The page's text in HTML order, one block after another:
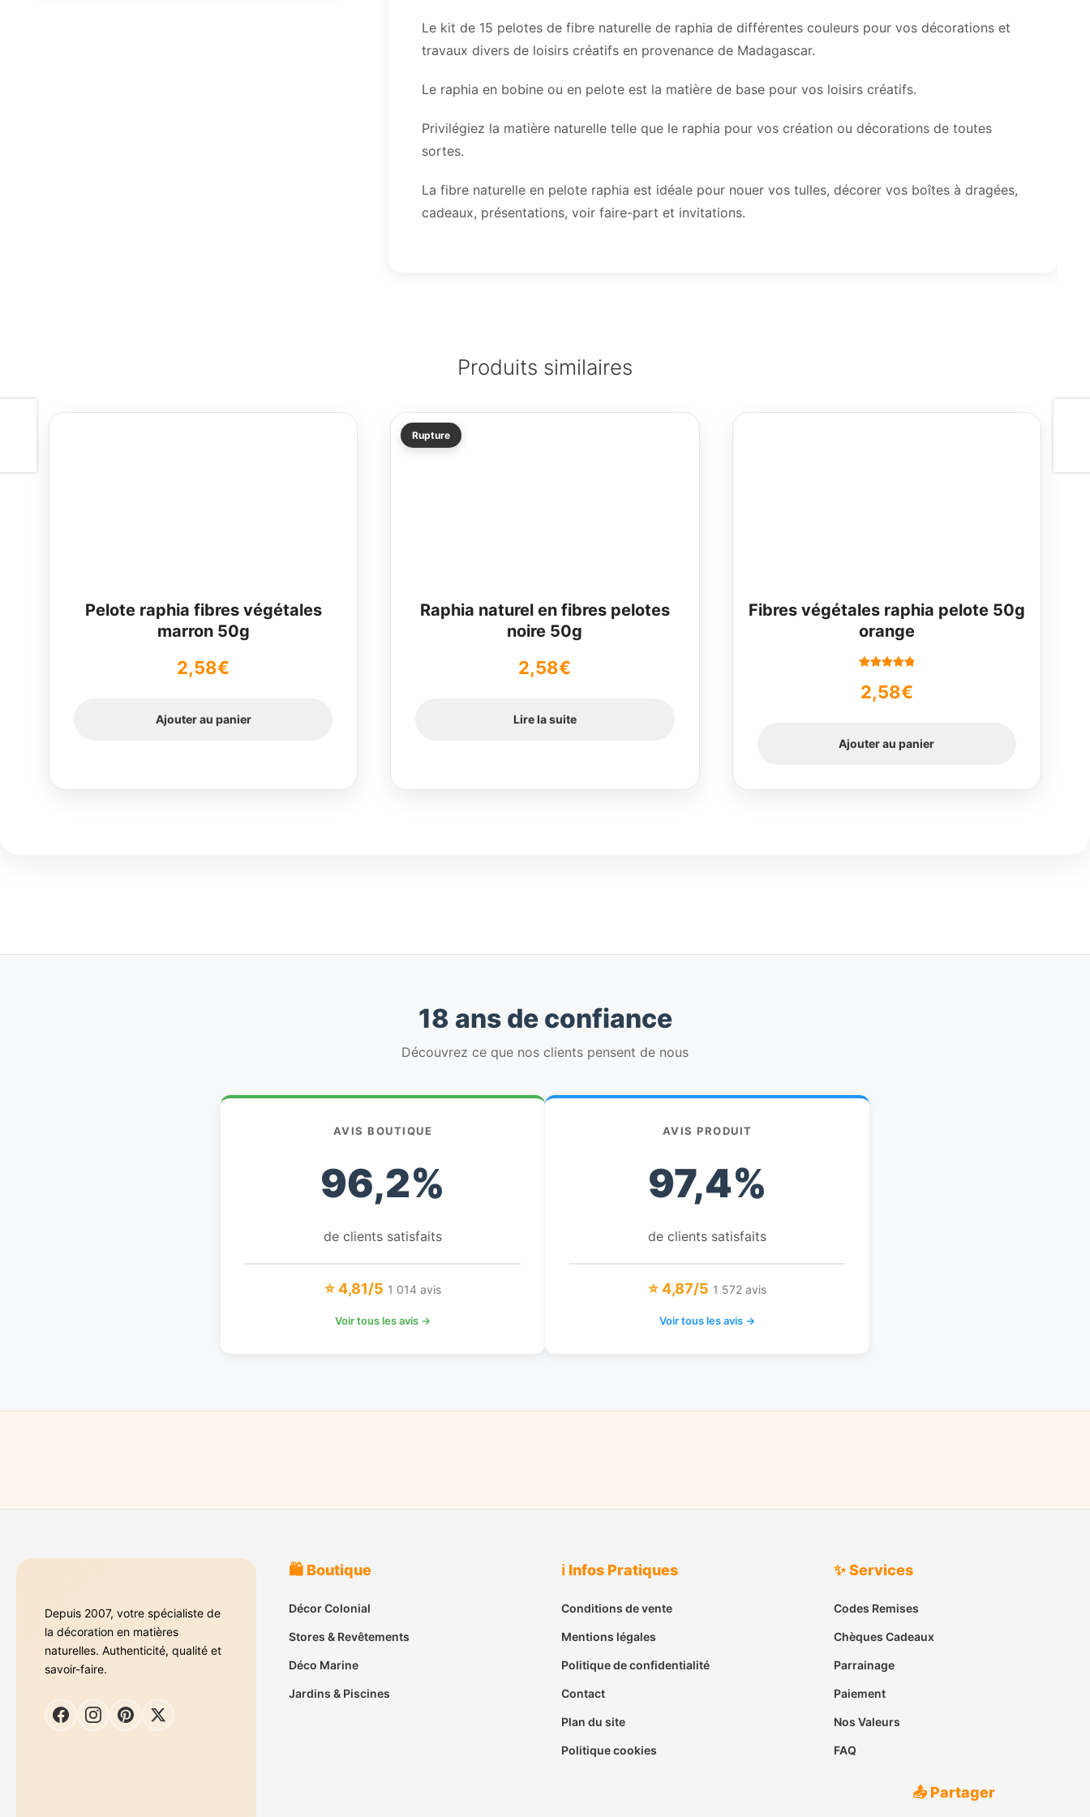
Le kit de 15 pelotes de fibre naturelle de raphia de différentes couleurs pour vos décorations et
travaux divers de loisirs créatifs en provenance de Madagascar.
Le raphia en bobine ou en pelote est la matière de base pour vos loisirs créatifs.
Privilégiez la matière naturelle telle que le raphia pour vos création ou décorations de toutes
sortes.
La fibre naturelle en pelote raphia est idéale pour nouer vos tulles, décorer vos boîtes à dragées,
cadeaux, présentations, voir faire-part et invitations.
Produits similaires
Pelote raphia fibres végétales
marron 50g
2,58€
Ajouter au panier
Rupture
Raphia naturel en fibres pelotes
noire 50g
2,58€
Lire la suite
Fibres végétales raphia pelote 50g
orange
5
2,58€
Ajouter au panier
18 ans de confiance
Découvrez ce que nos clients pensent de nous
AVIS BOUTIQUE
96,2%
de clients satisfaits
⭐ 4,81/5 1 014 avis
Voir tous les avis →
AVIS PRODUIT
97,4%
de clients satisfaits
⭐ 4,87/5 1 572 avis
Voir tous les avis →
Depuis 2007, votre spécialiste de
la décoration en matières
naturelles. Authenticité, qualité et
savoir-faire.
🛍️ Boutique
Décor Colonial
Stores & Revêtements
Déco Marine
Jardins & Piscines
ℹ️ Infos Pratiques
Conditions de vente
Mentions légales
Politique de confidentialité
Contact
Plan du site
Politique cookies
✨ Services
Codes Remises
Chèques Cadeaux
Parrainage
Paiement
Nos Valeurs
FAQ
📤 Partager